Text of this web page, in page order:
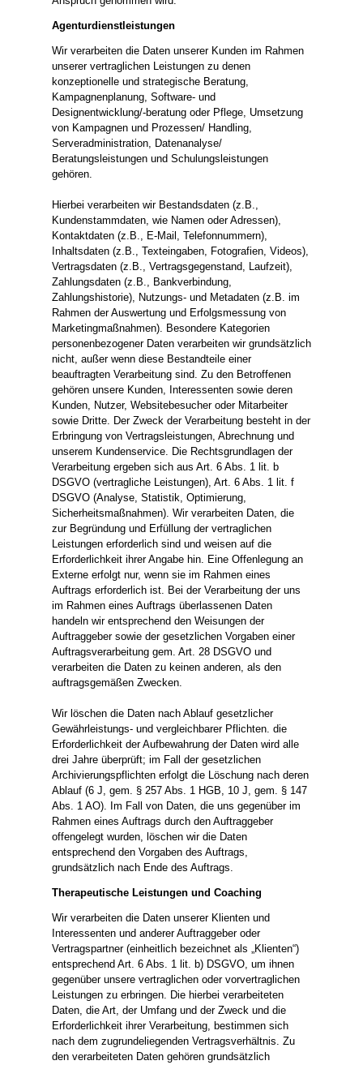
Agenturdienstleistungen
Wir verarbeiten die Daten unserer Kunden im Rahmen
unserer vertraglichen Leistungen zu denen
konzeptionelle und strategische Beratung,
Kampagnenplanung, Software- und
Designentwicklung/-beratung oder Pflege, Umsetzung
von Kampagnen und Prozessen/ Handling,
Serveradministration, Datenanalyse/
Beratungsleistungen und Schulungsleistungen
gehören.
Hierbei verarbeiten wir Bestandsdaten (z.B.,
Kundenstammdaten, wie Namen oder Adressen),
Kontaktdaten (z.B., E-Mail, Telefonnummern),
Inhaltsdaten (z.B., Texteingaben, Fotografien, Videos),
Vertragsdaten (z.B., Vertragsgegenstand, Laufzeit),
Zahlungsdaten (z.B., Bankverbindung,
Zahlungshistorie), Nutzungs- und Metadaten (z.B. im
Rahmen der Auswertung und Erfolgsmessung von
Marketingmaßnahmen). Besondere Kategorien
personenbezogener Daten verarbeiten wir grundsätzlich
nicht, außer wenn diese Bestandteile einer
beauftragten Verarbeitung sind. Zu den Betroffenen
gehören unsere Kunden, Interessenten sowie deren
Kunden, Nutzer, Websitebesucher oder Mitarbeiter
sowie Dritte. Der Zweck der Verarbeitung besteht in der
Erbringung von Vertragsleistungen, Abrechnung und
unserem Kundenservice. Die Rechtsgrundlagen der
Verarbeitung ergeben sich aus Art. 6 Abs. 1 lit. b
DSGVO (vertragliche Leistungen), Art. 6 Abs. 1 lit. f
DSGVO (Analyse, Statistik, Optimierung,
Sicherheitsmaßnahmen). Wir verarbeiten Daten, die
zur Begründung und Erfüllung der vertraglichen
Leistungen erforderlich sind und weisen auf die
Erforderlichkeit ihrer Angabe hin. Eine Offenlegung an
Externe erfolgt nur, wenn sie im Rahmen eines
Auftrags erforderlich ist. Bei der Verarbeitung der uns
im Rahmen eines Auftrags überlassenen Daten
handeln wir entsprechend den Weisungen der
Auftraggeber sowie der gesetzlichen Vorgaben einer
Auftragsverarbeitung gem. Art. 28 DSGVO und
verarbeiten die Daten zu keinen anderen, als den
auftragsgemäßen Zwecken.
Wir löschen die Daten nach Ablauf gesetzlicher
Gewährleistungs- und vergleichbarer Pflichten. die
Erforderlichkeit der Aufbewahrung der Daten wird alle
drei Jahre überprüft; im Fall der gesetzlichen
Archivierungspflichten erfolgt die Löschung nach deren
Ablauf (6 J, gem. § 257 Abs. 1 HGB, 10 J, gem. § 147
Abs. 1 AO). Im Fall von Daten, die uns gegenüber im
Rahmen eines Auftrags durch den Auftraggeber
offengelegt wurden, löschen wir die Daten
entsprechend den Vorgaben des Auftrags,
grundsätzlich nach Ende des Auftrags.
Therapeutische Leistungen und Coaching
Wir verarbeiten die Daten unserer Klienten und
Interessenten und anderer Auftraggeber oder
Vertragspartner (einheitlich bezeichnet als „Klienten“)
entsprechend Art. 6 Abs. 1 lit. b) DSGVO, um ihnen
gegenüber unsere vertraglichen oder vorvertraglichen
Leistungen zu erbringen. Die hierbei verarbeiteten
Daten, die Art, der Umfang und der Zweck und die
Erforderlichkeit ihrer Verarbeitung, bestimmen sich
nach dem zugrundeliegenden Vertragsverhältnis. Zu
den verarbeiteten Daten gehören grundsätzlich